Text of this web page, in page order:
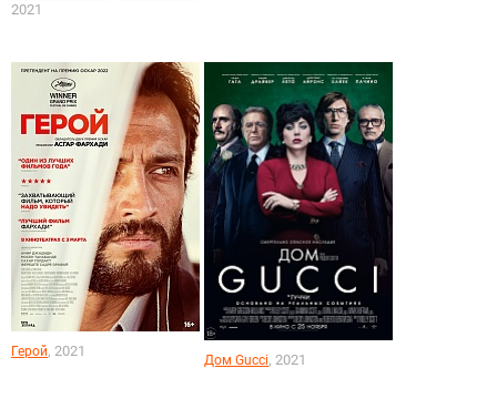
2021
Герой, 2021
Дом Gucci, 2021